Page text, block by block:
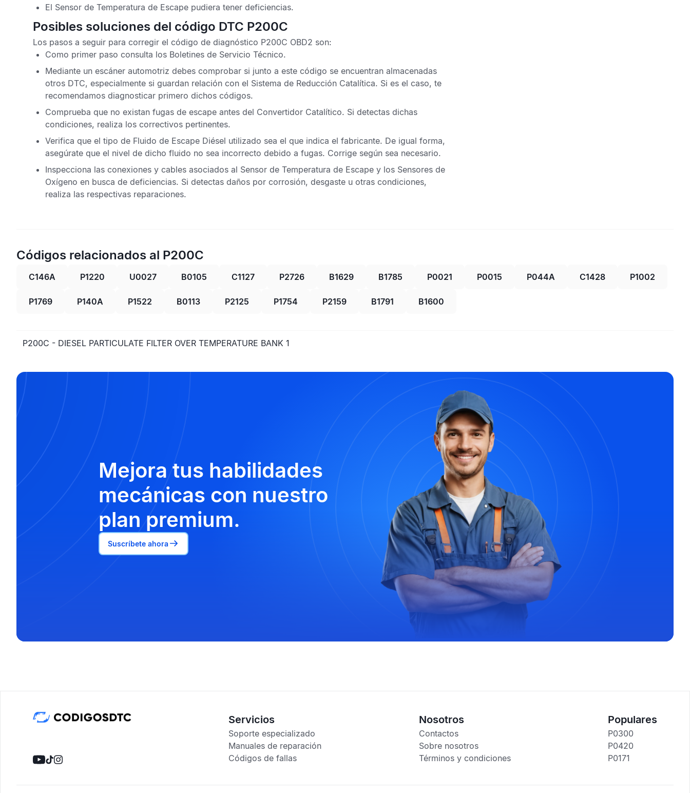
El Sensor de Temperatura de Escape pudiera tener deficiencias.
Posibles soluciones del código DTC P200C
Los pasos a seguir para corregir el código de diagnóstico P200C OBD2 son:
Como primer paso consulta los Boletines de Servicio Técnico.
Mediante un escáner automotriz debes comprobar si junto a este código se encuentran almacenadas
otros DTC, especialmente si guardan relación con el Sistema de Reducción Catalítica. Si es el caso, te
recomendamos diagnosticar primero dichos códigos.
Comprueba que no existan fugas de escape antes del Convertidor Catalítico. Si detectas dichas
condiciones, realiza los correctivos pertinentes.
Verifica que el tipo de Fluido de Escape Diésel utilizado sea el que indica el fabricante. De igual forma,
asegúrate que el nivel de dicho fluido no sea incorrecto debido a fugas. Corrige según sea necesario.
Inspecciona las conexiones y cables asociados al Sensor de Temperatura de Escape y los Sensores de
Oxígeno en busca de deficiencias. Si detectas daños por corrosión, desgaste u otras condiciones,
realiza las respectivas reparaciones.
Códigos relacionados al P200C
C146A P1220 U0027 B0105 C1127 P2726 B1629 B1785 P0021 P0015 P044A C1428 P1002
P1769 P140A P1522 B0113 P2125 P1754 P2159 B1791 B1600
P200C - DIESEL PARTICULATE FILTER OVER TEMPERATURE BANK 1
Mejora tus habilidades
mecánicas con nuestro
plan premium.
Suscríbete ahora
Servicios
Soporte especializado
Manuales de reparación
Códigos de fallas
Nosotros
Contactos
Sobre nosotros
Términos y condiciones
Populares
P0300
P0420
P0171